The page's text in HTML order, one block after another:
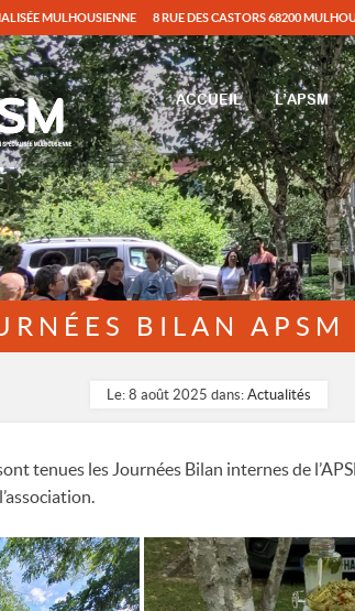
MULHOUSIENNE 8 RUE DES CASTORS 68200
ACCUEIL L’APSM
BILAN
Le: 8 août 2025 dans: Actualités
tenues les Journées Bilan internes de